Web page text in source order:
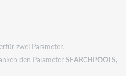
zwei Parameter.
den Parameter SEARCHPOOLS,